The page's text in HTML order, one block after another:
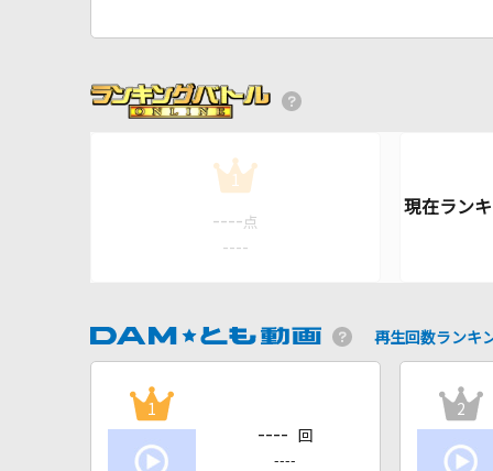
1
---- 点
----
再生回数ランキ
1
---- 回
----
2